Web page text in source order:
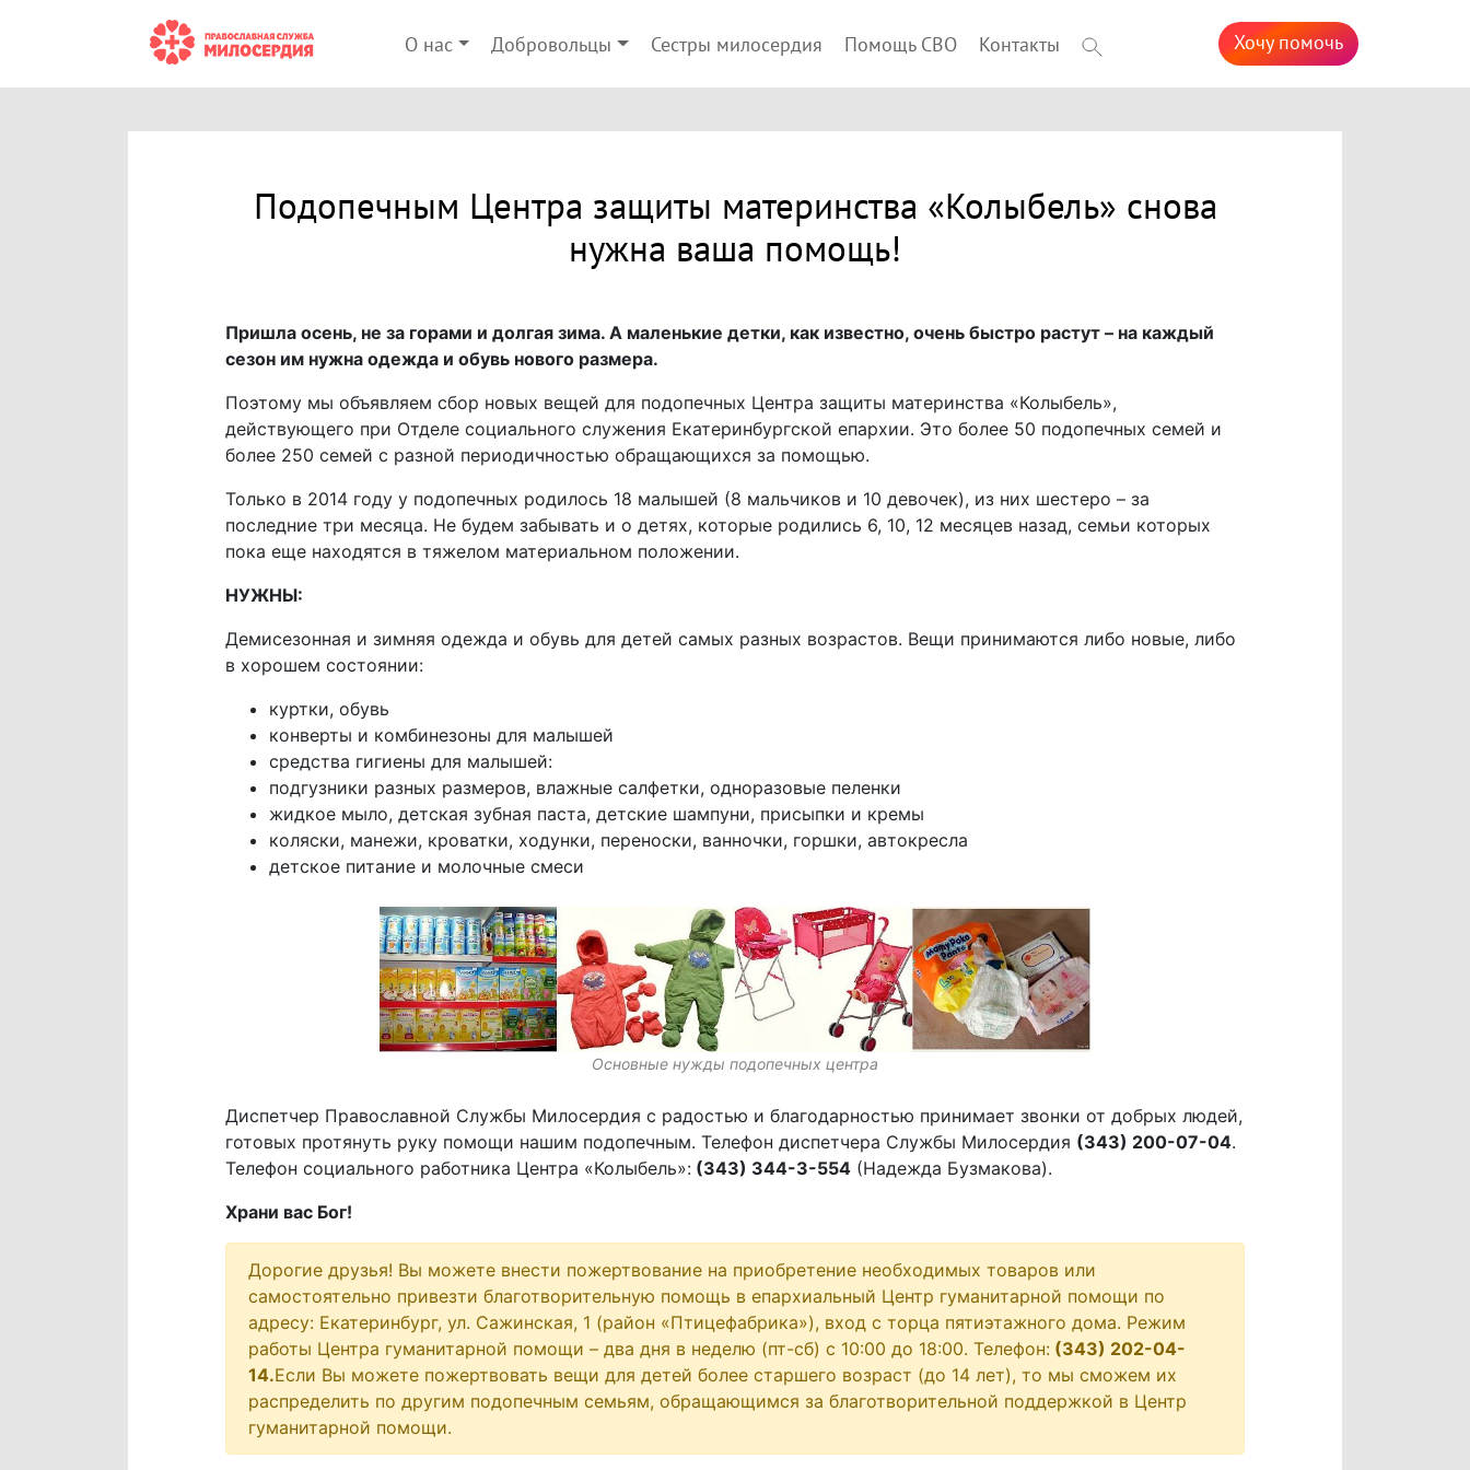
О нас Добровольцы Сестры милосердия Помощь СВО Контакты Хочу помочь
Подопечным Центра защиты материнства «Колыбель» снова
нужна ваша помощь!
Пришла осень, не за горами и долгая зима. А маленькие детки, как известно, очень быстро растут – на каждый
сезон им нужна одежда и обувь нового размера.
Поэтому мы объявляем сбор новых вещей для подопечных Центра защиты материнства «Колыбель»,
действующего при Отделе социального служения Екатеринбургской епархии. Это более 50 подопечных семей и
более 250 семей с разной периодичностью обращающихся за помощью.
Только в 2014 году у подопечных родилось 18 малышей (8 мальчиков и 10 девочек), из них шестеро – за
последние три месяца. Не будем забывать и о детях, которые родились 6, 10, 12 месяцев назад, семьи которых
пока еще находятся в тяжелом материальном положении.
НУЖНЫ:
Демисезонная и зимняя одежда и обувь для детей самых разных возрастов. Вещи принимаются либо новые, либо
в хорошем состоянии:
куртки, обувь
конверты и комбинезоны для малышей
средства гигиены для малышей:
подгузники разных размеров, влажные салфетки, одноразовые пеленки
жидкое мыло, детская зубная паста, детские шампуни, присыпки и кремы
коляски, манежи, кроватки, ходунки, переноски, ванночки, горшки, автокресла
детское питание и молочные смеси
Основные нужды подопечных центра
Диспетчер Православной Службы Милосердия с радостью и благодарностью принимает звонки от добрых людей,
готовых протянуть руку помощи нашим подопечным. Телефон диспетчера Службы Милосердия (343) 200-07-04.
Телефон социального работника Центра «Колыбель»:(343) 344-3-554(Надежда Бузмакова).
Храни вас Бог!
Дорогие друзья! Вы можете внести пожертвование на приобретение необходимых товаров или
самостоятельно привезти благотворительную помощь в епархиальный Центр гуманитарной помощи по
адресу: Екатеринбург, ул. Сажинская, 1 (район «Птицефабрика»), вход с торца пятиэтажного дома. Режим
работы Центра гуманитарной помощи – два дня в неделю (пт-сб) с 10:00 до 18:00. Телефон: (343) 202-04-
14.Если Вы можете пожертвовать вещи для детей более старшего возраст (до 14 лет), то мы сможем их
распределить по другим подопечным семьям, обращающимся за благотворительной поддержкой в Центр
гуманитарной помощи.